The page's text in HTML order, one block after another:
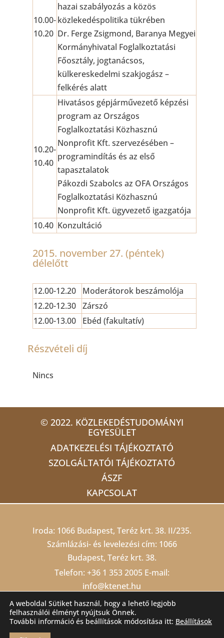
10.00-
10.20
hazai szabályozás a közös
közlekedéspolitika tükrében
Dr. Ferge Zsigmond, Baranya Megyei
Kormányhivatal Foglalkoztatási
Főosztály, jogtanácsos,
külkereskedelmi szakjogász –
felkérés alatt
10.20-
10.40
Hivatásos gépjárművezető képzési
program az Országos
Foglalkoztatási Közhasznú
Nonprofit Kft. szervezésében –
programindítás és az első
tapasztalatok
Pákozdi Szabolcs az OFA Országos
Foglalkoztatási Közhasznú
Nonprofit Kft. ügyvezető igazgatója
10.40 Konzultáció
2015. november 27. (péntek)
délelőtt
12.00-12.20
Moderátorok beszámolója
12.20-12.30 Zárszó
12.00-13.00
Ebéd (fakultatív)
Részvételi díj
Nincs
© 2022. KÖZLEKEDÉSTUDOMÁNYI
EGYESÜLET
ADATKEZELÉSI TÁJÉKOZTATÓ
SZOLGÁLTATÓI TÁJÉKOZTATÓ
ÁSZF
KAPCSOLAT
Iroda: 1066 Budapest, Teréz krt. 38. II/235.
Számlázási- és levelezési cím: 1066
Budapest, Teréz krt. 38.
Telefon: +36 1 353 2005 E-mail:
info@ktenet.hu
Adószám: 19815709-2-42 Cégjegyzékszám:
01 02 000403Számlaszám: 10200823-
A weboldal Sütiket használ, hogy a lehető legjobb
felhasználói élményt nyújtsuk Önnek.
További információ és beállítások módosítása itt: Beállítások